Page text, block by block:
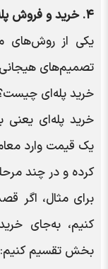
۴. خرید و فروش پله‌ای؛ کاهش ریسک ورود و خروج
یکی از روش‌های
تصمیم‌های
خرید پله‌ای
خرید پله‌ای یعنی
یک قیمت وارد
کرده و در چند
کنیم، به‌جای
بخش تقسیم کنیم: